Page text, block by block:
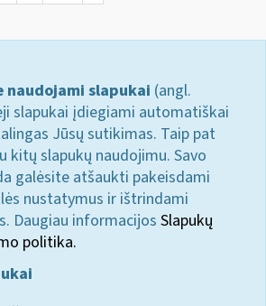
naudojami slapukai (angl.
slapukai įdiegiami automatiškai
Jūsų sutikimas. Taip pat
kitų slapukų naudojimu. Savo
galėsite atšaukti pakeisdami
nustatymus ir ištrindami
Daugiau informacijos Slapukų
politika.